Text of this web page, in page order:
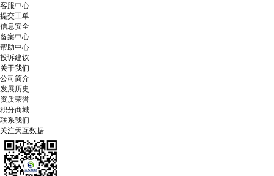
客服中心
提交工单
信息安全
备案中心
帮助中心
投诉建议
关于我们
公司简介
发展历史
资质荣誉
积分商城
联系我们
关注天互数据